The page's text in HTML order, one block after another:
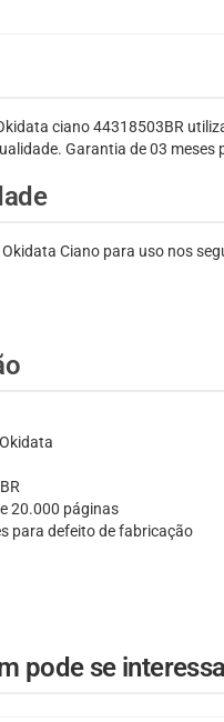
ciano 44318503BR
Garantia de 03
Ciano para uso nos
20.000 páginas
para defeito de fabricação
pode se